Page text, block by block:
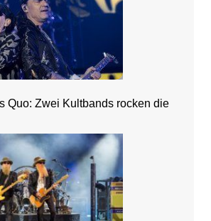
Quo: Zwei Kultbands rocken die